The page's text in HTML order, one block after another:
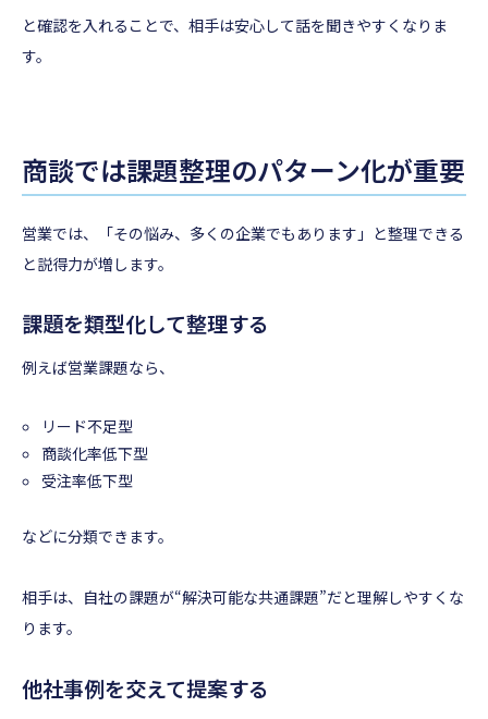
と確認を入れることで、相手は安心して話を聞きやすくなりま
す。
商談では課題整理のパターン化が重要
営業では、「その悩み、多くの企業でもあります」と整理できる
と説得力が増します。
課題を類型化して整理する
例えば営業課題なら、
リード不足型
商談化率低下型
受注率低下型
などに分類できます。
相手は、自社の課題が“解決可能な共通課題”だと理解しやすくな
ります。
他社事例を交えて提案する